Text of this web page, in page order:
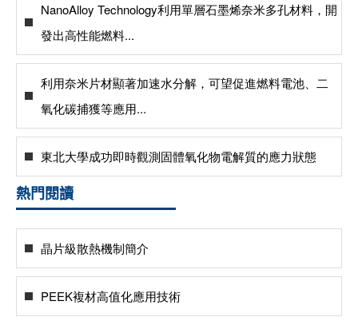
NanoAlloy Technology利用單層石墨烯奈米多孔材料，開
發出高性能燃料...
利用奈米片材顯著加速水分解，可望促進燃料電池、二
氧化碳捕獲等應用...
東北大學成功即時觀測固體氧化物電解質的應力狀態
熱門閱讀
晶片級散熱機制簡介
PEEK複材高值化應用技術